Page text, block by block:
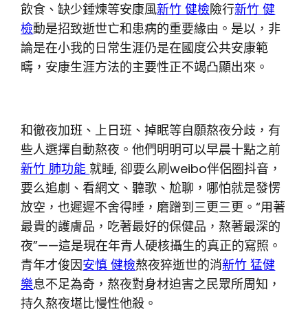
飲食、缺少錘煉等安康風新竹 健檢險行新竹 健
檢動是招致逝世亡和患病的重要緣由。是以，非
論是在小我的日常生涯仍是在國度公共安康範
疇，安康生涯方法的主要性正不竭凸顯出來。
和徹夜加班、上日班、掉眠等自願熬夜分歧，有
些人選擇自動熬夜。他們明明可以早晨十點之前
新竹 肺功能 就睡, 卻要么刷weibo伴侶圈抖音，
要么追劇、看網文、聽歌、尬聊，哪怕就是發愣
放空，也遲遲不舍得睡，磨蹭到三更三更。“用著
最貴的護膚品，吃著最好的保健品，熬著最深的
夜”——這是現在年青人硬核攝生的真正的寫照。
青年才俊因安慎 健檢熬夜猝逝世的消新竹 猛健
樂息不足為奇，熬夜對身材迫害之民眾所周知，
持久熬夜堪比慢性他殺。